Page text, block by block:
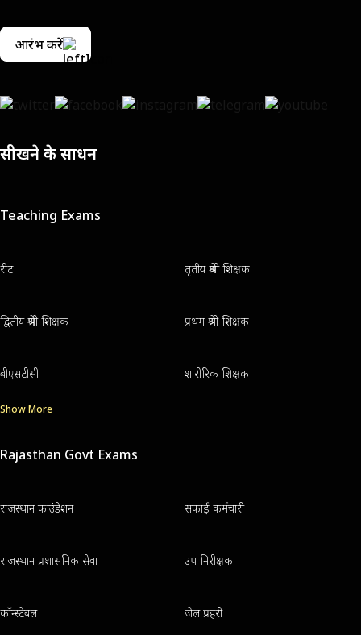
आरंभ करें
सीखने के साधन
Teaching Exams
रीट तृतीय श्रेणी शिक्षक
द्वितीय श्रेणी शिक्षक प्रथम श्रेणी शिक्षक
बीएसटीसी शारीरिक शिक्षक
Show More
Rajasthan Govt Exams
राजस्थान फाउंडेशन सफाई कर्मचारी
राजस्थान प्रशासनिक सेवा उप निरीक्षक
कॉन्स्टेबल जेल प्रहरी